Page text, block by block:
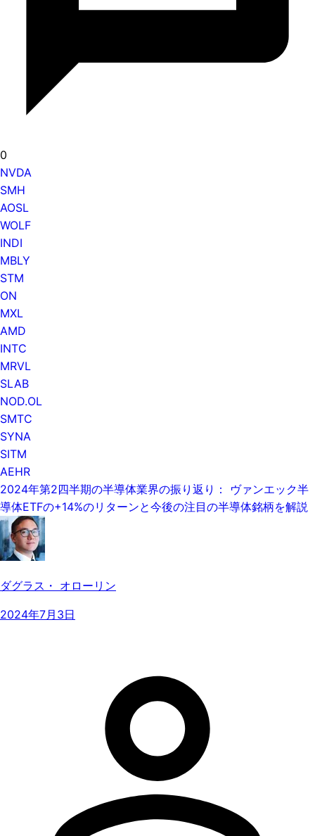
0
NVDA
SMH
AOSL
WOLF
INDI
MBLY
STM
ON
MXL
AMD
INTC
MRVL
SLAB
NOD.OL
SMTC
SYNA
SITM
AEHR
2024年第2四半期の半導体業界の振り返り： ヴァンエック半
導体ETFの+14%のリターンと今後の注目の半導体銘柄を解説
ダグラス・ オローリン
2024年7月3日